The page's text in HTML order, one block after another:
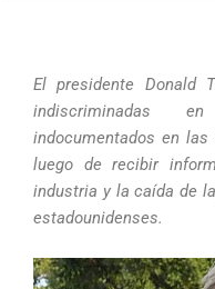
El presidente Donald
indiscriminadas
indocumentados en
luego de recibir
industria y la caída de
estadounidenses.